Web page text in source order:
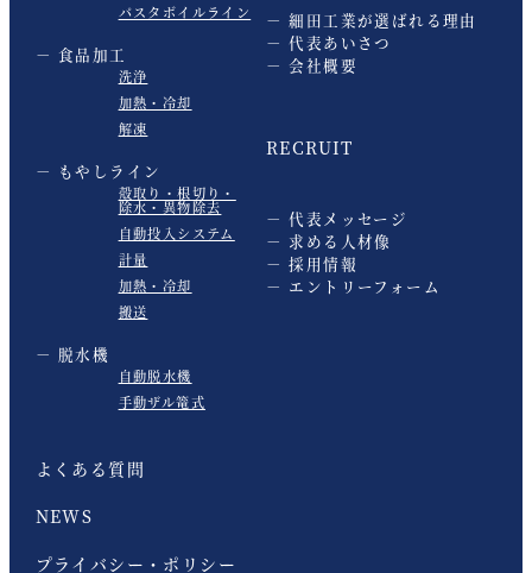
パスタボイルライン
食品加工
洗浄
加熱・冷却
解凍
もやしライン
殻取り・根切り・
除水・異物除去
自動投入システム
計量
加熱・冷却
搬送
脱水機
自動脱水機
手動ザル篭式
細田工業が選ばれる理由
代表あいさつ
会社概要
RECRUIT
代表メッセージ
求める人材像
採用情報
エントリーフォーム
よくある質問
NEWS
プライバシー・ポリシー